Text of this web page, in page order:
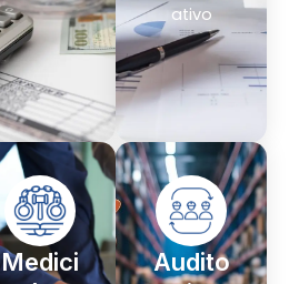
ativo
Medici
Audito